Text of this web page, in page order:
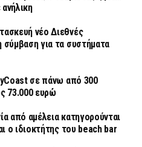
νέο Διεθνές
για τα συστήματα
σε πάνω από 300
73.000 ευρώ
από αμέλεια κατηγορούνται
ο ιδιοκτήτης του beach bar